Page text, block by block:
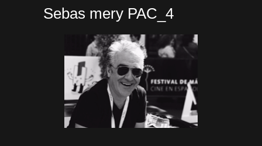
Sebas mery PAC_4